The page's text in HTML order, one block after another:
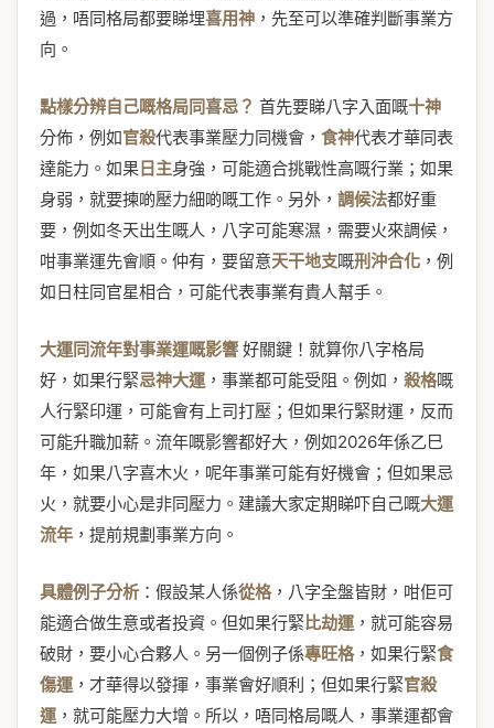
過，唔同格局都要睇埋喜用神 ，先至可以準確判斷事業方
向。
點樣分辨自己嘅格局同喜忌？ 首先要睇八字入面嘅十神
分佈，例如官殺代表事業壓力同機會， 食神代表才華同表
達能力。如果 日主身強，可能適合挑戰性高嘅行業；如果
身弱，就要揀啲壓力細啲嘅工作。另外， 調候法都好重
要，例如冬天出生嘅人，八字可能寒濕，需要火來調候，
咁事業運先會順。仲有，要留意天干地支嘅刑沖合化 ，例
如日柱同官星相合，可能代表事業有貴人幫手。
大運同流年對事業運嘅影響 好關鍵！就算你八字格局
好，如果行緊忌神大運 ，事業都可能受阻。例如， 殺格嘅
人行緊印運，可能會有上司打壓；但如果行緊財運，反而
可能升職加薪。流年嘅影響都好大，例如2026年係乙巳
年，如果八字喜木火，呢年事業可能有好機會；但如果忌
火，就要小心是非同壓力。建議大家定期睇吓自己嘅大運
流年 ，提前規劃事業方向。
具體例子分析 ：假設某人係從格，八字全盤皆財，咁佢可
能適合做生意或者投資。但如果行緊比劫運 ，就可能容易
破財，要小心合夥人。另一個例子係專旺格，如果行緊食
傷運 ，才華得以發揮，事業會好順利；但如果行緊官殺
運 ，就可能壓力大增。所以，唔同格局嘅人，事業運都會